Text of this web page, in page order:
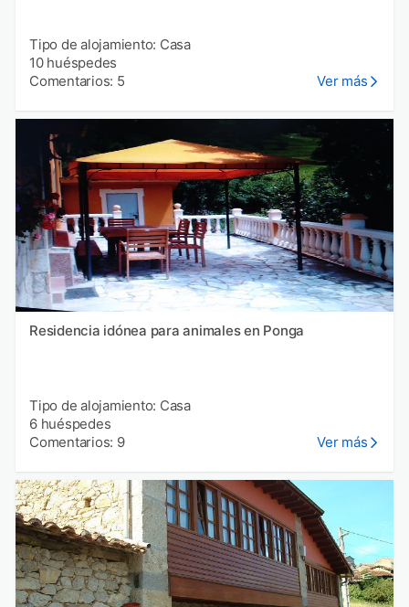
Tipo de alojamiento: Casa
10 huéspedes
Comentarios: 5
Ver más
Residencia idónea para animales en Ponga
Tipo de alojamiento: Casa
6 huéspedes
Comentarios: 9
Ver más